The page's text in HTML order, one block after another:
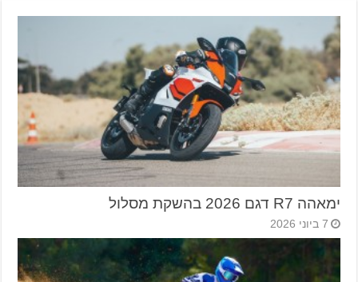
ימאהה R7 דגם 2026 בהשקת מסלול
7 ביוני 2026